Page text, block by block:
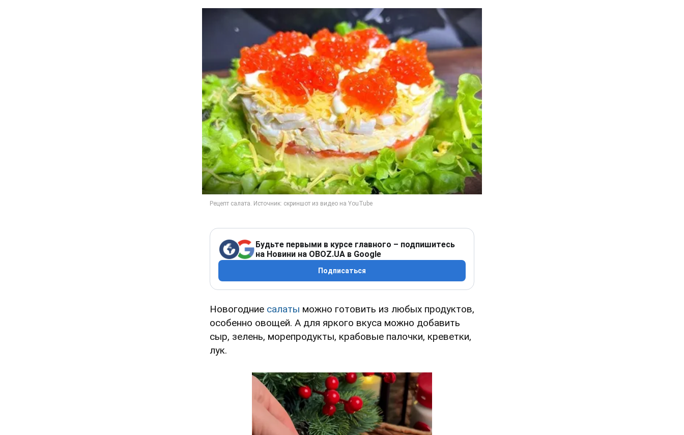
Будьте первыми в курсе главного – подпишитесь
на Новини на OBOZ.UA в Google
Подписаться
Новогодние салаты можно готовить из любых продуктов,
особенно овощей. А для яркого вкуса можно добавить
сыр, зелень, морепродукты, крабовые палочки, креветки,
лук.